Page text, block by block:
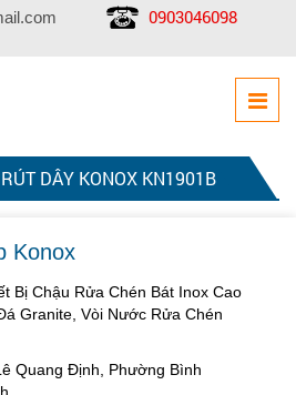
0903046098
DÂY KONOX KN1901B
Konox
Bị Chậu Rửa Chén Bát Inox Cao
Granite, Vòi Nước Rửa Chén
Quang Định, Phường Bình